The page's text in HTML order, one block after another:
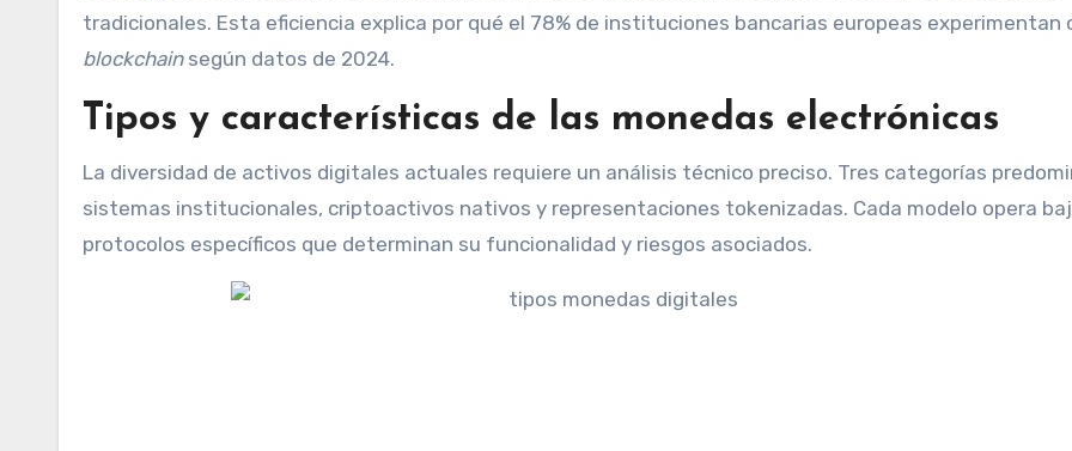
tradicionales. Esta eficiencia explica por qué el 78% de instituciones bancarias europeas experimentan
blockchainsegún datos de 2024.
Tipos y características de las monedas electrónicas
La diversidad de activos digitales actuales requiere un análisis técnico preciso. Tres categorías
sistemas institucionales, criptoactivos nativos y representaciones tokenizadas. Cada modelo opera
protocolos específicos que determinan su funcionalidad y riesgos asociados.